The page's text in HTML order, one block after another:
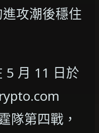
攻潮後穩住
5 月 11 日於
隊第四戰，